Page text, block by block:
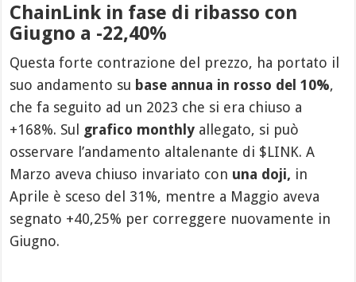
ChainLink in fase di ribasso con
Giugno a -22,40%
Questa forte contrazione del prezzo, ha portato il
suo andamento su base annua in rosso del 10%,
che fa seguito ad un 2023 che si era chiuso a
+168%. Sul grafico monthly allegato, si può
osservare l’andamento altalenante di $LINK. A
Marzo aveva chiuso invariato con una doji, in
Aprile è sceso del 31%, mentre a Maggio aveva
segnato +40,25% per correggere nuovamente in
Giugno.